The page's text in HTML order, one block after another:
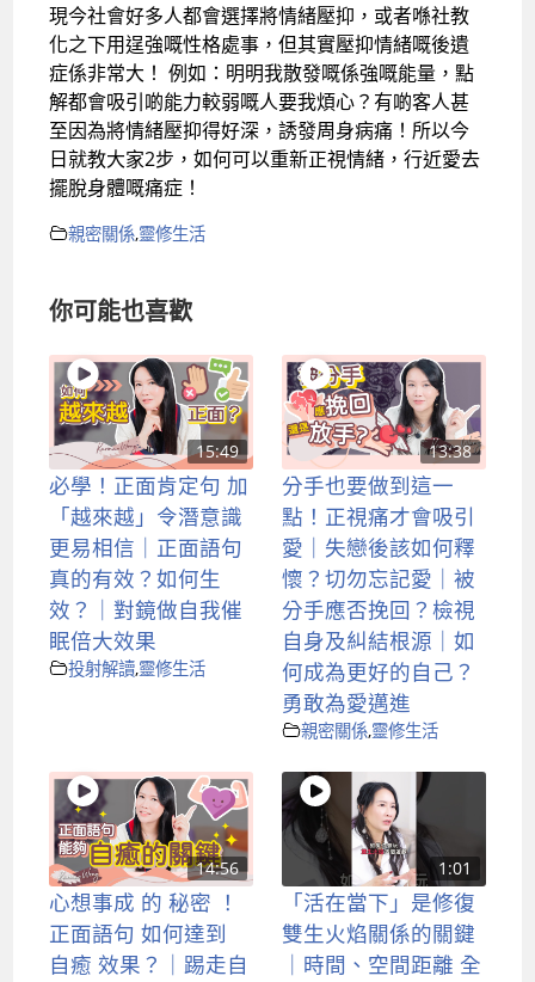
現今社會好多人都會選擇將情緒壓抑，或者喺社教
化之下用逞強嘅性格處事，但其實壓抑情緒嘅後遺
症係非常大！ 例如：明明我散發嘅係強嘅能量，點
解都會吸引啲能力較弱嘅人要我煩心？有啲客人甚
至因為將情緒壓抑得好深，誘發周身病痛！所以今
日就教大家2步，如何可以重新正視情緒，行近愛去
擺脫身體嘅痛症！
親密關係,靈修生活
你可能也喜歡
15:49
必學！正面肯定句 加
「越來越」令潛意識
更易相信｜正面語句
真的有效？如何生
效？｜對鏡做自我催
眠倍大效果
投射解讀,靈修生活
13:38
分手也要做到這一
點！正視痛才會吸引
愛｜失戀後該如何釋
懷？切勿忘記愛｜被
分手應否挽回？檢視
自身及糾結根源｜如
何成為更好的自己？
勇敢為愛邁進
親密關係,靈修生活
14:56
心想事成 的 秘密 ！
正面語句 如何達到
自癒 效果？｜踢走自
1:01
「活在當下」是修復
雙生火焰關係的關鍵
｜時間、空間距離 全